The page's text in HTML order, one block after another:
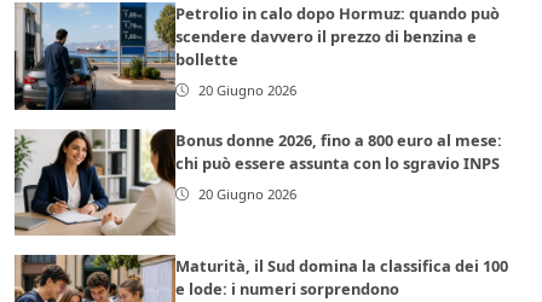
Petrolio in calo dopo Hormuz: quando può
scendere davvero il prezzo di benzina e
bollette
20 Giugno 2026
Bonus donne 2026, fino a 800 euro al mese:
chi può essere assunta con lo sgravio INPS
20 Giugno 2026
Maturità, il Sud domina la classifica dei 100
e lode: i numeri sorprendono